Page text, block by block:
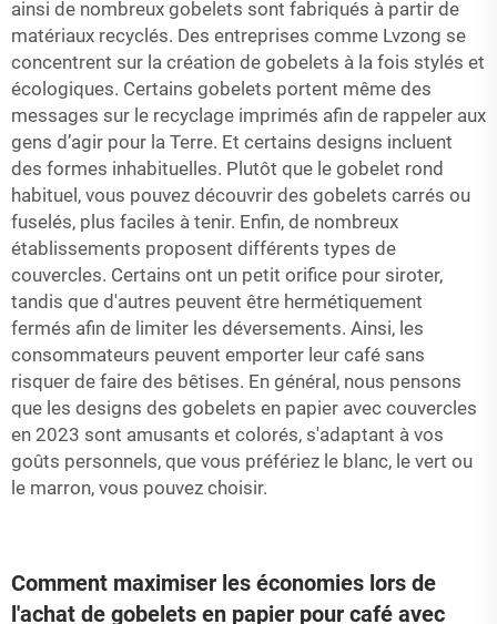
ainsi de nombreux gobelets sont fabriqués à partir de
matériaux recyclés. Des entreprises comme Lvzong se
concentrent sur la création de gobelets à la fois stylés et
écologiques. Certains gobelets portent même des
messages sur le recyclage imprimés afin de rappeler aux
gens d’agir pour la Terre. Et certains designs incluent
des formes inhabituelles. Plutôt que le gobelet rond
habituel, vous pouvez découvrir des gobelets carrés ou
fuselés, plus faciles à tenir. Enfin, de nombreux
établissements proposent différents types de
couvercles. Certains ont un petit orifice pour siroter,
tandis que d'autres peuvent être hermétiquement
fermés afin de limiter les déversements. Ainsi, les
consommateurs peuvent emporter leur café sans
risquer de faire des bêtises. En général, nous pensons
que les designs des gobelets en papier avec couvercles
en 2023 sont amusants et colorés, s'adaptant à vos
goûts personnels, que vous préfériez le blanc, le vert ou
le marron, vous pouvez choisir.
Comment maximiser les économies lors de
l'achat de gobelets en papier pour café avec